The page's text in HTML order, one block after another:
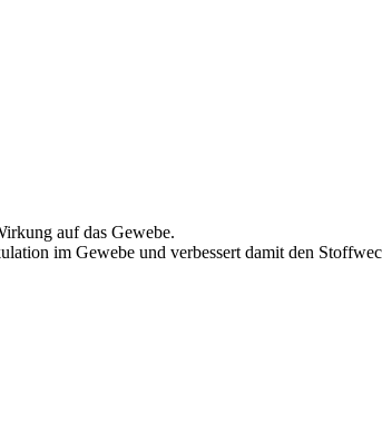
auf das Gewebe.
im Gewebe und verbessert damit den